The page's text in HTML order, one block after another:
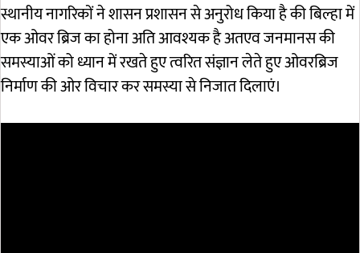
स्थानीय नागरिकों ने शासन प्रशासन से अनुरोध किया है की बिल्हा में
एक ओवर ब्रिज का होना अति आवश्यक है अतएव जनमानस की
समस्याओं को ध्यान में रखते हुए त्वरित संज्ञान लेते हुए ओवरब्रिज
निर्माण की ओर विचार कर समस्या से निजात दिलाएं।